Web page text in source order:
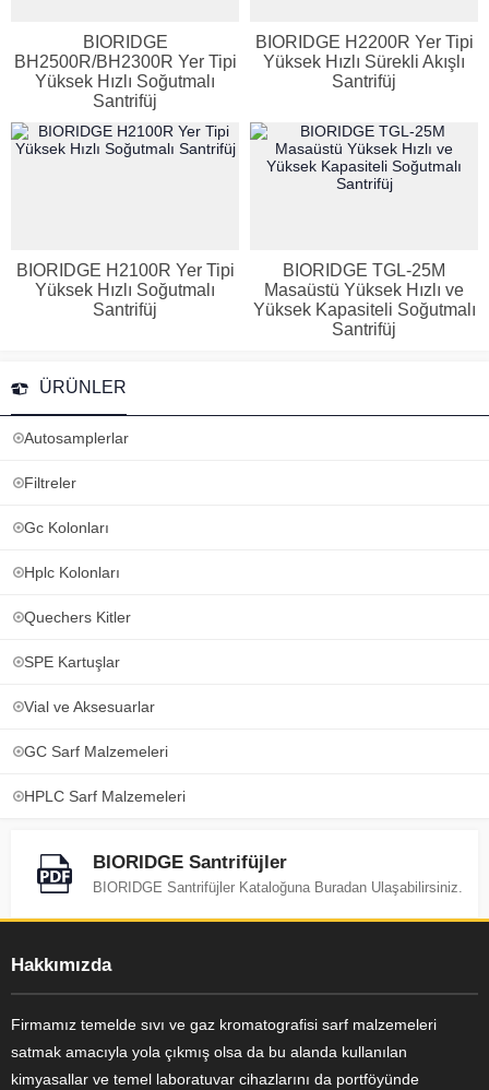
BIORIDGE
BH2500R/BH2300R Yer Tipi
Yüksek Hızlı Soğutmalı
Santrifüj
BIORIDGE H2200R Yer Tipi
Yüksek Hızlı Sürekli Akışlı
Santrifüj
BIORIDGE H2100R Yer Tipi
Yüksek Hızlı Soğutmalı
Santrifüj
BIORIDGE TGL-25M
Masaüstü Yüksek Hızlı ve
Yüksek Kapasiteli Soğutmalı
Santrifüj
ÜRÜNLER
Autosamplerlar
Filtreler
Gc Kolonları
Hplc Kolonları
Quechers Kitler
SPE Kartuşlar
Vial ve Aksesuarlar
GC Sarf Malzemeleri
HPLC Sarf Malzemeleri
BIORIDGE Santrifüjler
BIORIDGE Santrifüjler Kataloğuna Buradan Ulaşabilirsiniz.
Hakkımızda
Firmamız temelde sıvı ve gaz kromatografisi sarf malzemeleri
satmak amacıyla yola çıkmış olsa da bu alanda kullanılan
kimyasallar ve temel laboratuvar cihazlarını da portföyünde